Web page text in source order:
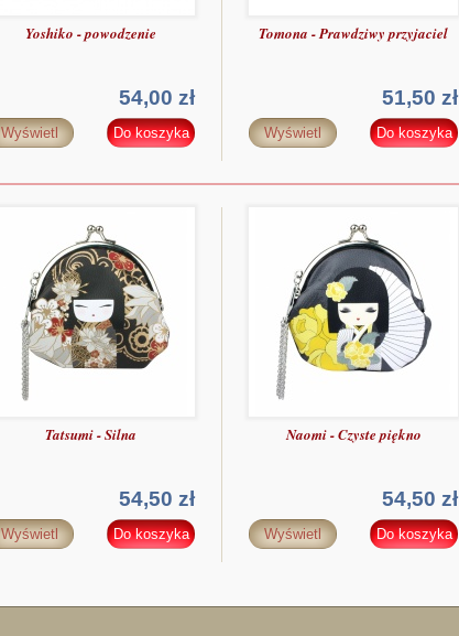
Yoshiko - powodzenie
54,00 zł
Wyświetl Do koszyka
Tomona - Prawdziwy przyjaciel
51,50 zł
Wyświetl Do koszyka
Tatsumi - Silna
54,50 zł
Wyświetl Do koszyka
Naomi - Czyste piękno
54,50 zł
Wyświetl Do koszyka